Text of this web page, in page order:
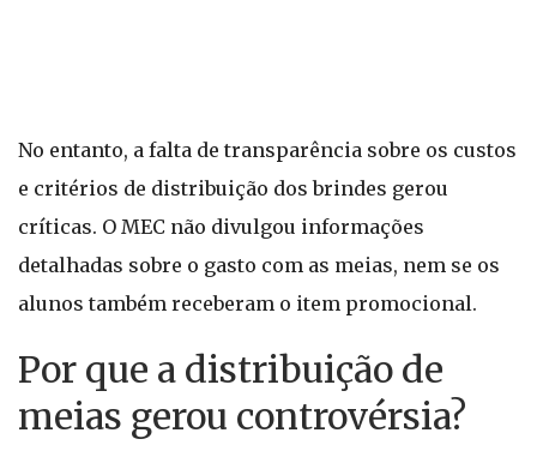
No entanto, a falta de transparência sobre os custos
e critérios de distribuição dos brindes gerou
críticas. O MEC não divulgou informações
detalhadas sobre o gasto com as meias, nem se os
alunos também receberam o item promocional.
Por que a distribuição de
meias gerou controvérsia?